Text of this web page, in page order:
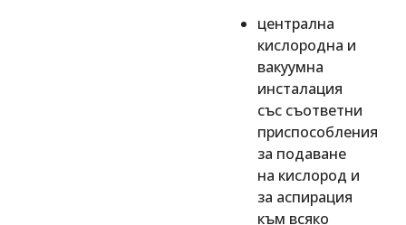
централна
кислородна и
вакуумна
инсталация
със съответни
приспособления
за подаване
на кислород и
за аспирация
към всяко